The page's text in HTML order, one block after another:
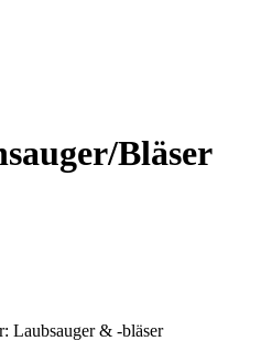
Bläser
Laubsauger & -bläser